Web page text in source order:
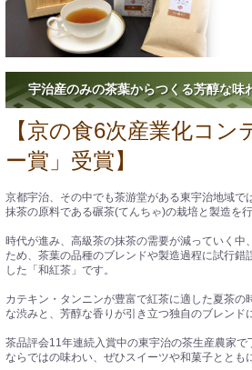
宇治産のみの茶葉からつくる芳醇な味
【京の食6次産業化コ
ー賞」受賞】
京都宇治、その中でも茶游堂がある東宇治地域で
抹茶の原料である碾茶(てんちゃ)の栽培と製造を行
時代が進み、高級茶の抹茶の需要が減っていく中
ため、茶葉の品種のブレンドや製造過程に試行錯
した「和紅茶」です。
カテキン・タンニンが豊富で紅茶に適した夏茶の
な渋みと、芳醇な香りが引き立つ独自のブレンド
茶品評会11年連続入賞中の東宇治の茶生産農家
ならではの味わい、ぜひスイーツや和菓子ととも